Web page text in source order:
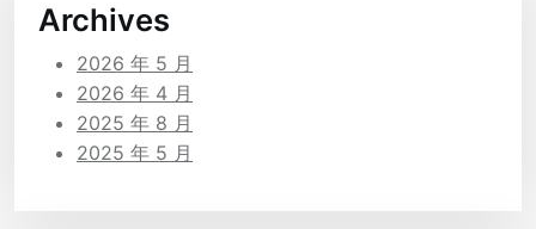
Archives
2026 年 5 月
2026 年 4 月
2025 年 8 月
2025 年 5 月